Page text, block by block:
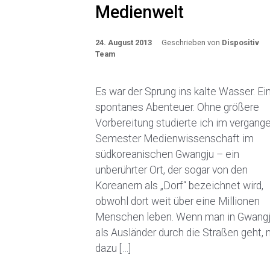
Medienwelt
24. August 2013 Geschrieben von Dispositiv
Team
Es war der Sprung ins kalte Wasser. Ein
spontanes Abenteuer. Ohne größere
Vorbereitung studierte ich im
Semester Medienwissenschaft im
südkoreanischen Gwangju – ein
unberührter Ort, der sogar von den
Koreanern als „Dorf“ bezeichnet wird,
obwohl dort weit über eine Millionen
Menschen leben. Wenn man in
als Ausländer durch die Straßen geht,
dazu […]